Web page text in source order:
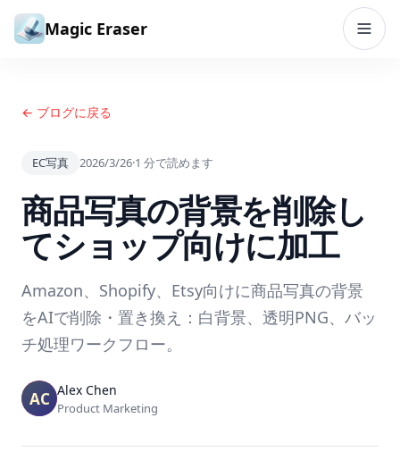
コンテンツへスキップ
Magic Eraser
← ブログに戻る
EC写真 2026/3/26·1 分で読めます
商品写真の背景を削除し
てショップ向けに加工
Amazon、Shopify、Etsy向けに商品写真の背景
をAIで削除・置き換え：白背景、透明PNG、バッ
チ処理ワークフロー。
Alex Chen
Product Marketing